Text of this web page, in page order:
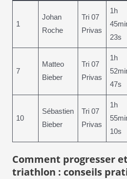
1
Johan
Roche
Tri 07
Privas
1h
23s
7
Matteo
Bieber
Tri 07
Privas
1h
47s
10
Sébastien
Bieber
Tri 07
Privas
1h
10s
Comment progresser
triathlon : conseils